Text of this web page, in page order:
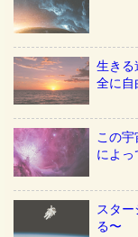
生きる
全に自
この
によっ
スタ
る〜